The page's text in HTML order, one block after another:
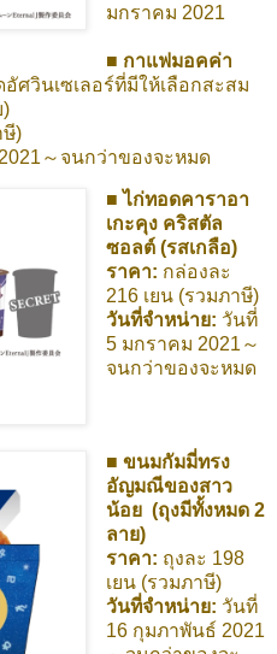
มกราคม 2021
■ กาแฟมอคค่า
ศวินเซเลอร์ที่มีให้เลือกสะสม
ษี)
～จนกว่าของจะหมด
■ ไก่ทอดคาราอา
เกะคุง คริสตัล
ซอลต์ (รสเกลือ)
ราคา: กล่องละ
216 เยน (รวมภาษี)
วันที่จำหน่าย: วันที่
5 มกราคม 2021～
จนกว่าของจะหมด
■ ขนมกัมมี่ทรง
อัญมณีของสาว
น้อย (ถุงมีทั้งหมด 2
ลาย)
ราคา: ถุงละ 198
เยน (รวมภาษี)
วันที่จำหน่าย: วันที่
16 กุมภาพันธ์ 2021